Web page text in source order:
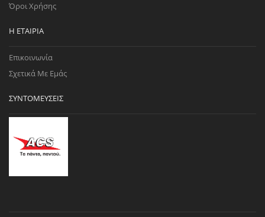
Όροι Χρήσης
Η ΕΤΑΙΡΊΑ
Επικοινωνία
Σχετικά Με Εμάς
ΣΥΝΤΟΜΕΎΣΕΙΣ